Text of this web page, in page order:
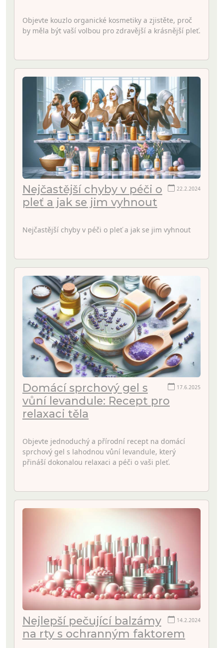
Objevte kouzlo organické kosmetiky a zjistěte, proč
by měla být vaší volbou pro zdravější a krásnější pleť.
22.2.2024
Nejčastější chyby v péči o
pleť a jak se jim vyhnout
Nejčastější chyby v péči o pleť a jak se jim vyhnout
17.6.2025
Domácí sprchový gel s
vůní levandule: Recept pro
relaxaci těla
Objevte jednoduchý a přírodní recept na domácí
sprchový gel s lahodnou vůní levandule, který
přináší dokonalou relaxaci a péči o vaši pleť.
14.2.2024
Nejlepší pečující balzámy
na rty s ochranným faktorem